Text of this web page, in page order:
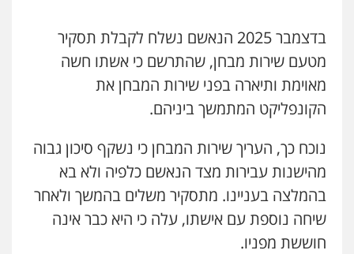
פלילי מעצרים וחקירות עורכי דין לענייני
אסירים
0505216700
אייל בן שושן, עורך דין פלילי
מעצרים וחקירות
0522763105
עו"ד שלומי שרון
פלילי צבאי מעצרים וחקירות
בדצמבר 2025 הנאשם נשלח לקבלת תסקיר
מטעם שירות מבחן, שהתרשם כי אשתו חשה
מאוימת ותיארה בפני שירות המבחן את
הקונפליקט המתמשך ביניהם.
נוכח כך, העריך שירות המבחן כי נשקף סיכון גבוה
מהישנות עבירות מצד הנאשם כלפיה ולא בא
בהמלצה בעניינו. מתסקיר משלים בהמשך ולאחר
שיחה נוספת עם אישתו, עלה כי היא כבר אינה
חוששת מפניו.
עו"ד אייל אביטל
פלילי פשיעה חמורה מעצרים וחקירות
0544712201